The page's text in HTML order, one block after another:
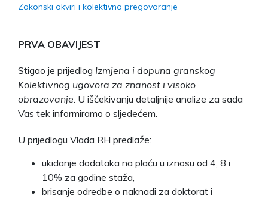
Zakonski okviri i kolektivno pregovaranje
PRVA OBAVIJEST
Stigao je prijedlog Izmjena i dopuna granskog
Kolektivnog ugovora za znanost i visoko
obrazovanje . U iščekivanju detaljnije analize za sada
Vas tek informiramo o sljedećem.
U prijedlogu Vlada RH predlaže:
ukidanje dodataka na plaću u iznosu od 4, 8 i
10% za godine staža,
brisanje odredbe o naknadi za doktorat i